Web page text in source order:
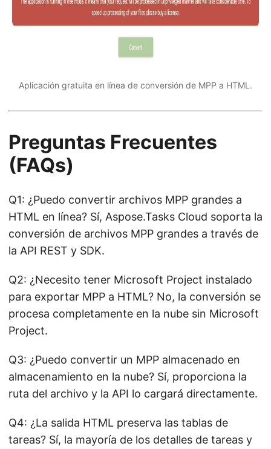
Aplicación gratuita en línea de conversión de MPP a HTML.
Preguntas Frecuentes
(FAQs)
Q1: ¿Puedo convertir archivos MPP grandes a
HTML en línea? Sí, Aspose.Tasks Cloud soporta la
conversión de archivos MPP grandes a través de
la API REST y SDK.
Q2: ¿Necesito tener Microsoft Project instalado
para exportar MPP a HTML? No, la conversión se
procesa completamente en la nube sin Microsoft
Project.
Q3: ¿Puedo convertir un MPP almacenado en
almacenamiento en la nube? Sí, proporciona la
ruta del archivo y la API lo cargará directamente.
Q4: ¿La salida HTML preserva las tablas de
tareas? Sí, la mayoría de los detalles de tareas y